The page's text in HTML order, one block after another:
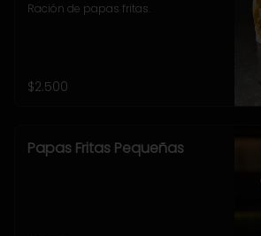
Ración de papas fritas.
$2.500
Papas Fritas Pequeñas